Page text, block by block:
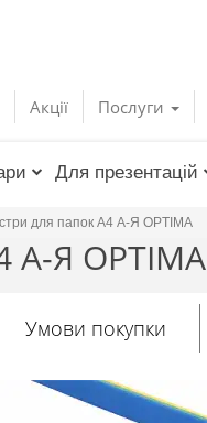
Акції Послуги
Для презентацій
для папок А4 А-Я OPTIMA
А-Я OPTIMA
Умови покупки